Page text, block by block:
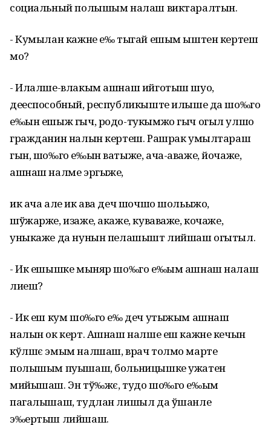
социальный полышым налаш виктаралтын.
- Кумылан кажне е‰ тыгай ешым ыштен кертеш
мо?
- Илалше-влакым ашнаш ийготыш шуо,
дееспособный, республикыште илыше да шо‰го
е‰ын ешыж гыч, родо-тукымжо гыч огыл улшо
гражданин налын кертеш. Рашрак умылтараш
гын, шо‰го е‰ын ватыже, ача-аваже, йочаже,
ашнаш налме эргыже,
ик ача але ик ава деч шочшо шольыжо,
шўжарже, изаже, акаже, куваваже, кочаже,
уныкаже да нунын пелашышт лийшаш огытыл.
- Ик ешышке мыняр шо‰го е‰ым ашнаш налаш
лиеш?
- Ик еш кум шо‰го е‰ деч утыжым ашнаш
налын ок керт. Ашнаш налше еш кажне кечын
кўлшє эмым налшаш, врач толмо марте
полышым пуышаш, больницышке ужатен
мийышаш. Эн тў‰жє, тудо шо‰го е‰ым
пагалышаш, тудлан лишыл да ўшанле
э‰ертыш лийшаш.